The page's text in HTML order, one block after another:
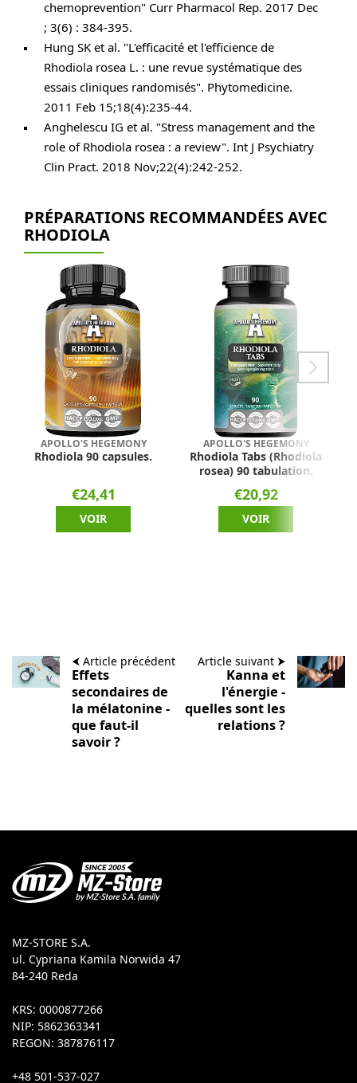
chemoprevention" Curr Pharmacol Rep. 2017 Dec
; 3(6) : 384-395.
Hung SK et al. "L'efficacité et l'efficience de
Rhodiola rosea L. : une revue systématique des
essais cliniques randomisés". Phytomedicine.
2011 Feb 15;18(4):235-44.
Anghelescu IG et al. "Stress management and the
role of Rhodiola rosea : a review". Int J Psychiatry
Clin Pract. 2018 Nov;22(4):242-252.
PRÉPARATIONS RECOMMANDÉES AVEC
RHODIOLA
APOLLO'S HEGEMONY
Rhodiola 90 capsules.
€24,41
VOIR
APOLLO'S HEGEMONY
Rhodiola Tabs (Rhodiola
rosea) 90 tabulation.
€20,92
VOIR
⮜ Article précédent
Effets
secondaires de
la mélatonine -
que faut-il
savoir ?
Article suivant ⮞
Kanna et
l'énergie -
quelles sont les
relations ?
MZ-STORE S.A.
ul. Cypriana Kamila Norwida 47
84-240 Reda
KRS: 0000877266
NIP: 5862363341
REGON: 387876117
+48 501-537-027